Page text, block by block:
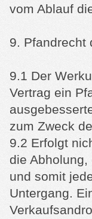
vom Ablauf
9. Pfandrecht
9.1 Der
Vertrag ein
zum Zweck
9.2 Erfolgt
die
und somit
Untergang.